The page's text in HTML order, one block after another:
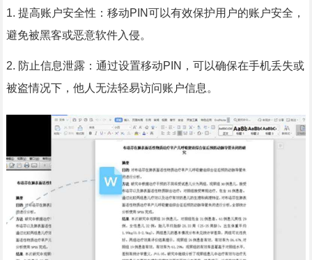
1. 提高账户安全性：移动PIN可以有效保护用户的账户安全，
避免被黑客或恶意软件入侵。
2. 防止信息泄露：通过设置移动PIN，可以确保在手机丢失或
被盗情况下，他人无法轻易访问账户信息。